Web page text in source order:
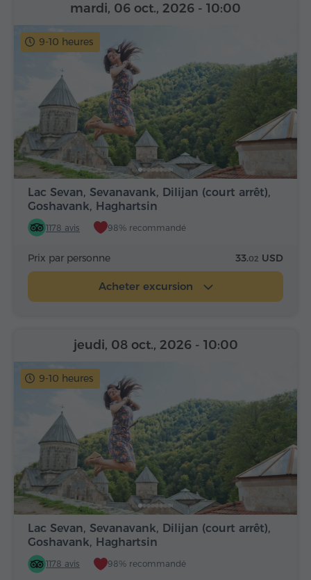
9-10 heures
Lac Sevan, Sevanavank, Dilijan (court arrêt),
Goshavank, Haghartsin
1178 avis 98% recommandé
mardi, 06 oct., 2026 - 10:00
Prix par personne 33.02 USD
Acheter excursion
9-10 heures
Lac Sevan, Sevanavank, Dilijan (court arrêt),
Goshavank, Haghartsin
1178 avis 98% recommandé
jeudi, 08 oct., 2026 - 10:00